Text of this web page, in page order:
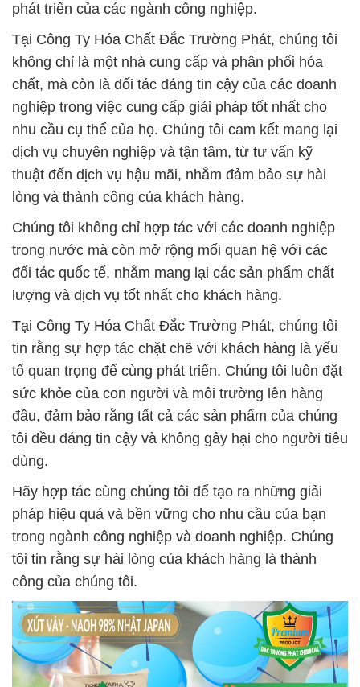
phát triển của các ngành công nghiệp.
Tại Công Ty Hóa Chất Đắc Trường Phát, chúng tôi
không chỉ là một nhà cung cấp và phân phối hóa
chất, mà còn là đối tác đáng tin cậy của các doanh
nghiệp trong việc cung cấp giải pháp tốt nhất cho
nhu cầu cụ thể của họ. Chúng tôi cam kết mang lại
dịch vụ chuyên nghiệp và tận tâm, từ tư vấn kỹ
thuật đến dịch vụ hậu mãi, nhằm đảm bảo sự hài
lòng và thành công của khách hàng.
Chúng tôi không chỉ hợp tác với các doanh nghiệp
trong nước mà còn mở rộng mối quan hệ với các
đối tác quốc tế, nhằm mang lại các sản phẩm chất
lượng và dịch vụ tốt nhất cho khách hàng.
Tại Công Ty Hóa Chất Đắc Trường Phát, chúng tôi
tin rằng sự hợp tác chặt chẽ với khách hàng là yếu
tố quan trọng để cùng phát triển. Chúng tôi luôn đặt
sức khỏe của con người và môi trường lên hàng
đầu, đảm bảo rằng tất cả các sản phẩm của chúng
tôi đều đáng tin cậy và không gây hại cho người tiêu
dùng.
Hãy hợp tác cùng chúng tôi để tạo ra những giải
pháp hiệu quả và bền vững cho nhu cầu của bạn
trong ngành công nghiệp và doanh nghiệp. Chúng
tôi tin rằng sự hài lòng của khách hàng là thành
công của chúng tôi.